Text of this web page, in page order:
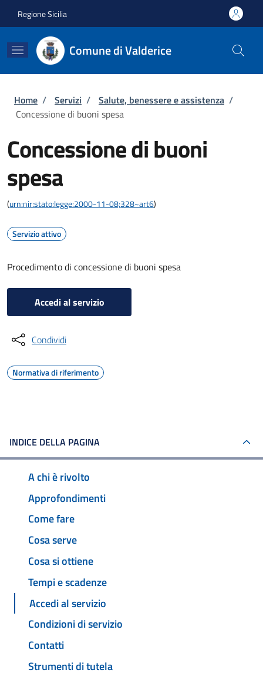
Regione Sicilia
Comune di Valderice
Briciole di pane
Home / Servizi / Salute, benessere e assistenza /
Concessione di buoni spesa
Concessione di buoni
spesa
(urn:nir:stato:legge:2000-11-08;328~art6)
Servizio attivo
Procedimento di concessione di buoni spesa
Accedi al servizio
Condividi
Normativa di riferimento
INDICE DELLA PAGINA
A chi è rivolto
Approfondimenti
Come fare
Cosa serve
Cosa si ottiene
Tempi e scadenze
Accedi al servizio
Condizioni di servizio
Contatti
Strumenti di tutela